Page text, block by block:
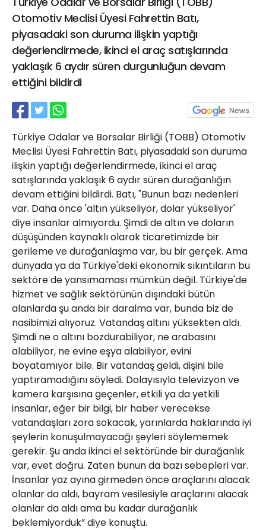
Otomotiv Meclisi Üyesi Fahrettin Batı,
piyasadaki son duruma ilişkin yaptığı
değerlendirmede, ikinci el araç satışlarında
yaklaşık 6 aydır süren durgunluğun devam
ettiğini bildirdi
Türkiye Odalar ve Borsalar Birliği (TOBB) Otomotiv
Meclisi Üyesi Fahrettin Batı, piyasadaki son duruma
ilişkin yaptığı değerlendirmede, ikinci el araç
satışlarında yaklaşık 6 aydır süren durağanlığın
devam ettiğini bildirdi. Batı, "Bunun bazı nedenleri
var. Daha önce 'altın yükseliyor, dolar yükseliyor'
diye insanlar almıyordu. Şimdi de altın ve doların
düşüşünden kaynaklı olarak ticaretimizde bir
gerileme ve durağanlaşma var, bu bir gerçek. Ama
dünyada ya da Türkiye'deki ekonomik sıkıntıların bu
sektöre de yansımaması mümkün değil. Türkiye'de
hizmet ve sağlık sektörünün dışındaki bütün
alanlarda şu anda bir daralma var, bunda biz de
nasibimizi alıyoruz. Vatandaş altını yüksekten aldı.
Şimdi ne o altını bozdurabiliyor, ne arabasını
alabiliyor, ne evine eşya alabiliyor, evini
boyatamıyor bile. Bir vatandaş geldi, dişini bile
yaptıramadığını söyledi. Dolayısıyla televizyon ve
kamera karşısına geçenler, etkili ya da yetkili
insanlar, eğer bir bilgi, bir haber verecekse
vatandaşları zora sokacak, yarınlarda haklarında iyi
şeylerin konuşulmayacağı şeyleri söylememek
gerekir. Şu anda ikinci el sektöründe bir durağanlık
var, evet doğru. Zaten bunun da bazı sebepleri var.
İnsanlar yaz ayına girmeden önce araçlarını alacak
olanlar da aldı, bayram vesilesiyle araçlarını alacak
olanlar da aldı ama bu kadar durağanlık
beklemiyorduk” diye konuştu.
21 Gölcük
02624132333
haber@golcukpostasi.com